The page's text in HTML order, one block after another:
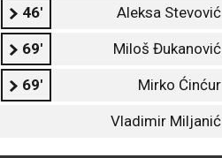
46' Aleksa Stevović
69' Miloš Đukanović
69' Mirko Ćinćur
Vladimir Miljanić